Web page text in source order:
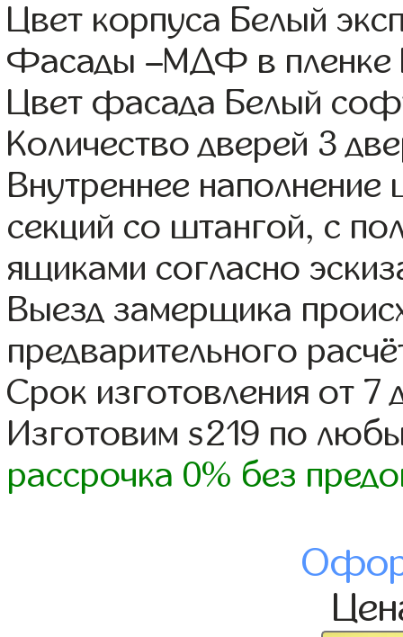
Цвет корпуса Белый
Фасады –МДФ в пленке
Цвет фасада Белый
Количество дверей 3
Внутреннее
секций со штангой, с
ящиками согласно
Выезд замерщика
предварительного
Срок изготовления от 7
Изготовим s219 по
рассрочка 0% без